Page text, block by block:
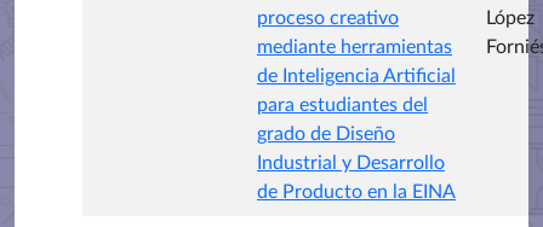
proceso creativo
mediante herramientas
de Inteligencia Artificial
para estudiantes del
grado de Diseño
Industrial y Desarrollo
de Producto en la EINA
López